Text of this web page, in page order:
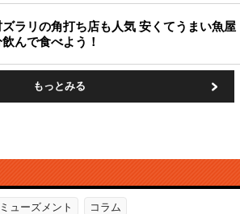
ラリの角打ち店も人気 安くてうまい魚屋
んで食べよう！
もっとみる
ューズメント コラム